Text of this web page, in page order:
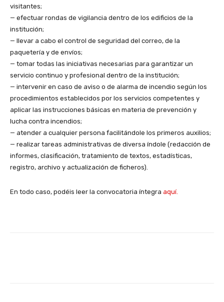
visitantes;
— efectuar rondas de vigilancia dentro de los edificios de la
institución;
— llevar a cabo el control de seguridad del correo, de la
paquetería y de envíos;
— tomar todas las iniciativas necesarias para garantizar un
servicio continuo y profesional dentro de la institución;
— intervenir en caso de aviso o de alarma de incendio según los
procedimientos establecidos por los servicios competentes y
aplicar las instrucciones básicas en materia de prevención y
lucha contra incendios;
— atender a cualquier persona facilitándole los primeros auxilios;
— realizar tareas administrativas de diversa índole (redacción de
informes, clasificación, tratamiento de textos, estadísticas,
registro, archivo y actualización de ficheros).
En todo caso, podéis leer la convocatoria íntegra aquí.